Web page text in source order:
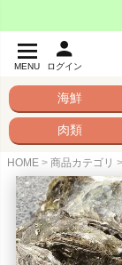
MENU ログイン
海鮮
肉類
HOME 商品カテゴリ